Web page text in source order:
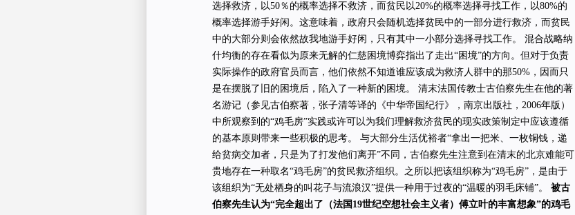
选择救济，以50％的概率选择不救济，而贫民以20%的概率选择寻找工作，以80%的
概率选择游手好闲。这意味着，政府只会随机选择贫民中的一部分进行救济，而贫民
中的大部分则会依然故我地游手好闲，只有其中一小部分选择寻找工作。 混合战略纳
什均衡的存在看似为原来无解的仁慈困境博弈指出了走出“困境”的方向。但对于负责
实际操作的政府官员而言，他们依然不知道谁应该成为救济人群中的那50%，因而只
是在摆脱了旧的困境后，陷入了一种新的困境。 清末法国传教士古伯察先生在他的著
名游记（参见古伯察著，张子清等译的《中华帝国纪行》，南京出版社，2006年版）
中所观察到的“鸡毛房”实践或许可以为我们理解救济贫民的现实政策制定中应该遵循
的基本原则带来一些积极的思考。 与大部分生活优裕者“拿出一把米、一枚铜钱，递
给贫病交加者，只是为了打发他们离开”不同，古伯察先生注意到在清末的北京难能可
贵地存在一种取名“鸡毛房”的贫民救济组织。之所以把该组织称为“鸡毛房”，是由于
该组织为“无处栖身的叫花子与流浪汉”提供一种用于过夜的“温暖的羽毛床铺”。 被古
伯察先生认为“完全超出了（法国19世纪空想社会主义者）傅立叶的丰富想象”的鸡毛